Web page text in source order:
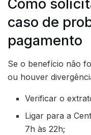
Como
caso de
pagamento
Se o benefício não
ou houver
Verificar o
Ligar para a
7h às 22h;